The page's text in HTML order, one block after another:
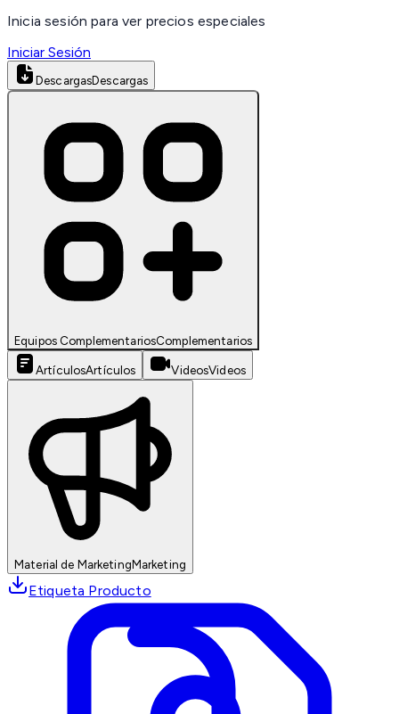
Inicia sesión para ver precios especiales
Iniciar Sesión
DescargasDescargas
Equipos ComplementariosComplementarios
ArtículosArtículos VideosVideos
Material de MarketingMarketing
Etiqueta Producto